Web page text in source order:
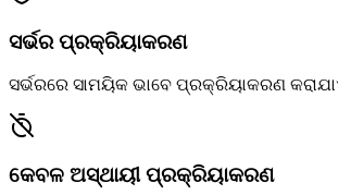
ସର୍ଭର ପ୍ରକ୍ରିୟାକରଣ
ସର୍ଭରରେ ସାମୟିକ ଭାବେ ପ୍ରକ୍ରିୟାକରଣ
କେବଳ ଅସ୍ଥାୟୀ ପ୍ରକ୍ରିୟାକରଣ